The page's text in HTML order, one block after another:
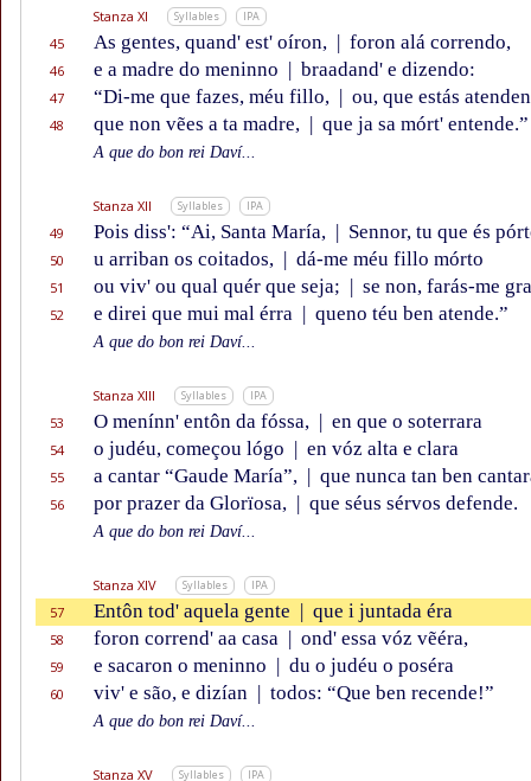
Stanza XI Syllables IPA
45 As gentes, quand' est' oíron, | foron alá correndo,
46 e a madre do meninno | braadand' e dizendo:
47 “Di-me que fazes, méu fillo, | ou, que estás
48 que non vẽes a ta madre, | que ja sa mórt' entende.”
A que do bon rei Daví...
Stanza XII Syllables IPA
49 Pois diss': “Ai, Santa María, | Sennor, tu que és
50 u arriban os coitados, | dá-me méu fillo mórto
51 ou viv' ou qual quér que seja; | se non, farás-me
52 e direi que mui mal érra | queno téu ben atende.”
A que do bon rei Daví...
Stanza XIII Syllables IPA
53 O menínn' entôn da fóssa, | en que o soterrara
54 o judéu, começou lógo | en vóz alta e clara
55 a cantar “Gaude María”, | que nunca tan ben
56 por prazer da Glorïosa, | que séus sérvos defende.
A que do bon rei Daví...
Stanza XIV Syllables IPA
57 Entôn tod' aquela gente | que i juntada éra
58 foron corrend' aa casa | ond' essa vóz vẽéra,
59 e sacaron o meninno | du o judéu o poséra
60 viv' e são, e dizían | todos: “Que ben recende!”
A que do bon rei Daví...
Stanza XV Syllables IPA